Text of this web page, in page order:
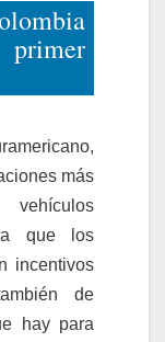
más
que los
incentivos
de
hay para